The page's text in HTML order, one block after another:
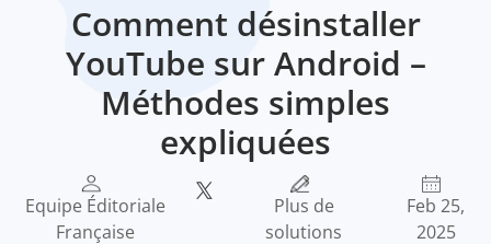
Comment désinstaller
YouTube sur Android –
Méthodes simples
expliquées
Equipe Éditoriale
Française
Plus de
solutions
Feb 25,
2025